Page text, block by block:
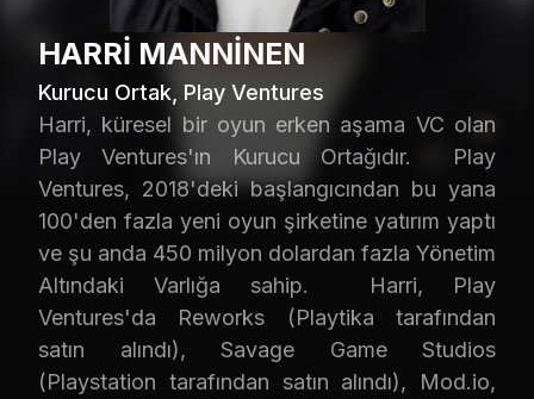
HARRI MANNINEN
Kurucu Ortak, Play Ventures
Harri, küresel bir oyun erken aşama VC olan
Play Ventures'ın Kurucu Ortağıdır. Play
Ventures, 2018'deki başlangıcından bu yana
100'den fazla yeni oyun şirketine yatırım yaptı
ve şu anda 450 milyon dolardan fazla Yönetim
Altındaki Varlığa sahip. Harri, Play
Ventures'da Reworks (Playtika tarafından
satın alındı), Savage Game Studios
(Playstation tarafından satın alındı), Mod.io,